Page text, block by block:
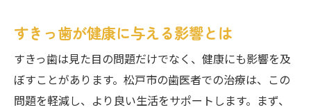
松戸市で行えるすきっ歯の治療法
治療を受ける前に知っておくべきこと
すきっ歯治療の成功事例
治療後のアフターケアの重要性
すきっ歯が健康に与える影響とは
すきっ歯は見た目の問題だけでなく、健康にも影響を及
ぼすことがあります。松戸市の歯医者での治療は、この
問題を軽減し、より良い生活をサポートします。まず、